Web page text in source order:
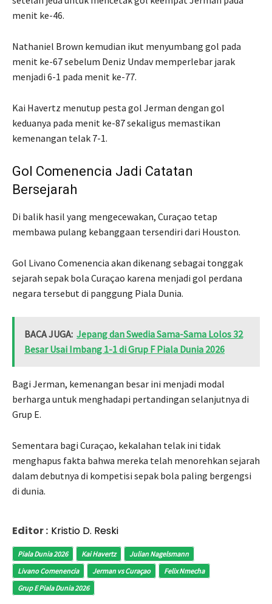
menit ke-46.
Nathaniel Brown kemudian ikut menyumbang gol pada
menit ke-67 sebelum Deniz Undav memperlebar jarak
menjadi 6-1 pada menit ke-77.
Kai Havertz menutup pesta gol Jerman dengan gol
keduanya pada menit ke-87 sekaligus memastikan
kemenangan telak 7-1.
Gol Comenencia Jadi Catatan
Bersejarah
Di balik hasil yang mengecewakan, Curaçao tetap
membawa pulang kebanggaan tersendiri dari Houston.
Gol Livano Comenencia akan dikenang sebagai tonggak
sejarah sepak bola Curaçao karena menjadi gol perdana
negara tersebut di panggung Piala Dunia.
BACA JUGA: Jepang dan Swedia Sama-Sama Lolos 32
Besar Usai Imbang 1-1 di Grup F Piala Dunia 2026
Bagi Jerman, kemenangan besar ini menjadi modal
berharga untuk menghadapi pertandingan selanjutnya di
Grup E.
Sementara bagi Curaçao, kekalahan telak ini tidak
menghapus fakta bahwa mereka telah menorehkan sejarah
dalam debutnya di kompetisi sepak bola paling bergengsi
di dunia.
Editor : Kristio D. Reski
Piala Dunia 2026 Kai Havertz
Julian Nagelsmann
Livano Comenencia
Jerman vs Curaçao
Felix Nmecha
Grup E Piala Dunia 2026